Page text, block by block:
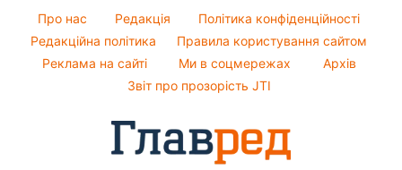
Алла Пугачова
Максим Галкін
Настя Каменських
Пилова буря
Гарний манікюр
Модні помилки
Новини моди
Поради від Андре Тана
Про нас Редакція
Політика конфіденційності
Редакційна політика
Правила користування сайтом
Реклама на сайті
Ми в соцмережах
Архів
Звіт про прозорість JTI